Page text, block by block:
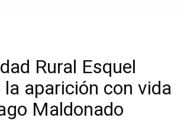
Rural Esquel
la aparición con vida
Maldonado